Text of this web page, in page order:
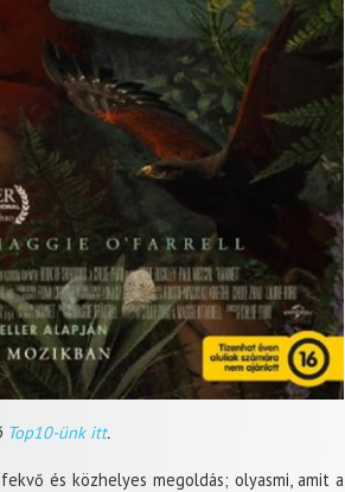
Top10-ünk itt.
és közhelyes megoldás; olyasmi, amit a